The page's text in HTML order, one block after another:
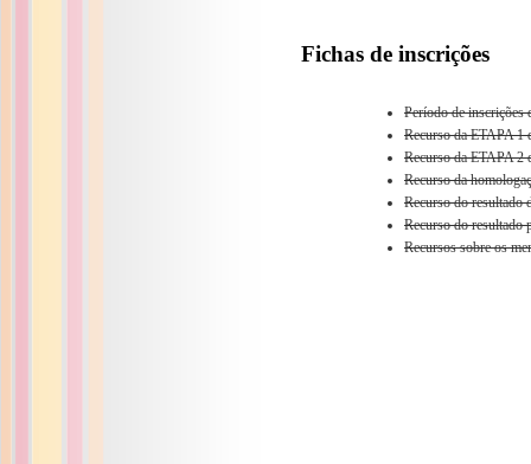
Fichas de inscrições
Período de inscrições
Recurso da ETAPA 1
Recurso da ETAPA 2
Recurso da
Recurso do resultado
Recurso do resultado
Recursos sobre os